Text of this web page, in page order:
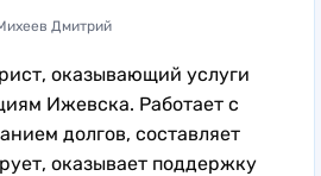
Дмитрий
оказывающий услуги
Ижевска. Работает с
долгов, составляет
оказывает поддержку